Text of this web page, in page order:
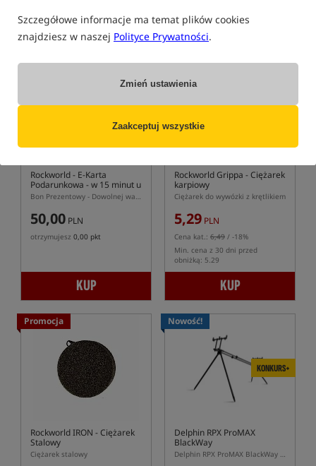
Szczegółowe informacje ma temat plików cookies
znajdziesz w naszej Polityce Prywatności.
Zmień ustawienia
Zaakceptuj wszystkie
ZALOGUJ SIĘ I LICYTUJ
Bestseller!
Rockworld- E-Karta
Podarunkowa - w 15 minut u
Ciebie!
Bon Prezentowy - Dowolnej wartości zawsze trafiony prezent dla każdego karpiarza!
50,00 PLN
otrzymujesz 0,00 pkt
KUP
Promocja 5,0
Rockworld Grippa - Ciężarek
karpiowy
Ciężarek do wywózki z krętlikiem
5,29 PLN
Cena kat.: 6,49 / -18%
Min. cena z 30 dni przed
obniżką: 5.29
KUP
Promocja
Rockworld IRON - Ciężarek
Stalowy
Ciężarek stalowy
Nowość!
KONKURS+
Delphin RPX ProMAX
BlackWay
Delphin RPX ProMAX BlackWay – aluminiowy rod pod karpiowy na 3 wędki